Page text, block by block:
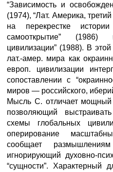
“Зависимость и
(1974), “Лат. Америка,
на перекрестке
самооткрытие”
цивилизации” (1988). В
лат.-амер. мира как
европ. цивилизации
сопоставлении с
миров — российского,
Мысль С. отличает мощный
позволяющий
схемы глобальных
оперирование
сообщает
игнорирующий духовно-
“сущности”. Характерный